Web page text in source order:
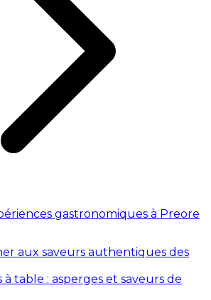
gastronomiques à Preore
aux saveurs authentiques des
table : asperges et saveurs de